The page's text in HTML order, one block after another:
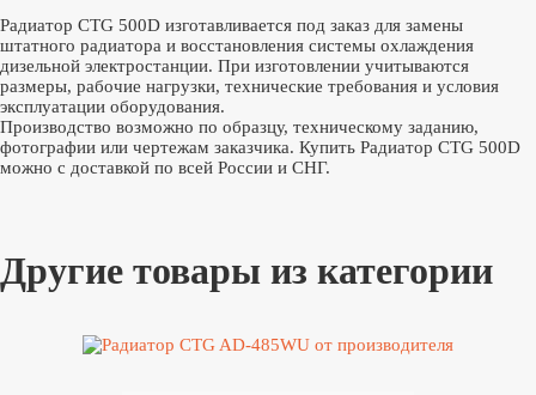
Радиатор CTG 500D изготавливается под заказ для замены
штатного радиатора и восстановления системы охлаждения
дизельной электростанции. При изготовлении учитываются
размеры, рабочие нагрузки, технические требования и условия
эксплуатации оборудования.
Производство возможно по образцу, техническому заданию,
фотографии или чертежам заказчика. Купить Радиатор CTG 500D
можно с доставкой по всей России и СНГ.
Другие товары из категории